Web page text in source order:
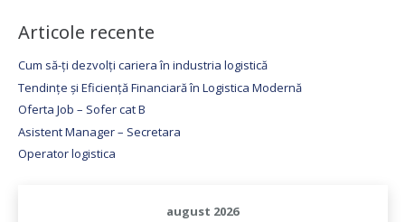
Articole recente
Cum să-ți dezvolți cariera în industria logistică
Tendințe și Eficiență Financiară în Logistica Modernă
Oferta Job – Sofer cat B
Asistent Manager – Secretara
Operator logistica
august 2026